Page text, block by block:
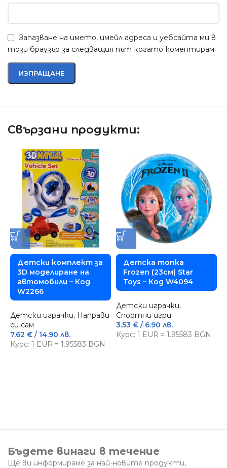
Запазване на името, имейл адреса и уебсайта ми в
този браузър за следващия път когато коментирам.
Свързани продукти:
Детски комплект за
3D моделиране на
автомобили – Код
W2266
Детски играчки, Направи
си сам
7.62 € / 14.90 лв.
Курс: 1 EUR = 1.95583 BGN
Детска топка
Frozen (23см) Star
Toys – Код W4094
Детски играчки,
Спортни игри
3.53 €/ 6.90 лв.
Курс: 1 EUR = 1.95583 BGN
Бъдете винаги в течение
Ще ви информираме за най-новите продукти,